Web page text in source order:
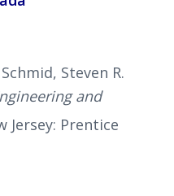
Steven R.
and
Jersey: Prentice